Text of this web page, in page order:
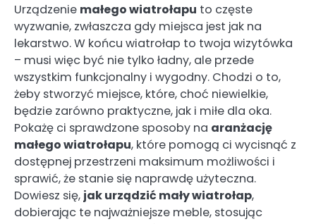
Urządzenie małego wiatrołapu to częste
wyzwanie, zwłaszcza gdy miejsca jest jak na
lekarstwo. W końcu wiatrołap to twoja wizytówka
– musi więc być nie tylko ładny, ale przede
wszystkim funkcjonalny i wygodny. Chodzi o to,
żeby stworzyć miejsce, które, choć niewielkie,
będzie zarówno praktyczne, jak i miłe dla oka.
Pokażę ci sprawdzone sposoby na aranżację
małego wiatrołapu, które pomogą ci wycisnąć z
dostępnej przestrzeni maksimum możliwości i
sprawić, że stanie się naprawdę użyteczna.
Dowiesz się, jak urządzić mały wiatrołap,
dobierając te najważniejsze meble, stosując